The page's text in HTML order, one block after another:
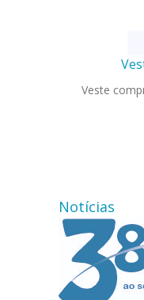
Veste
Notícias